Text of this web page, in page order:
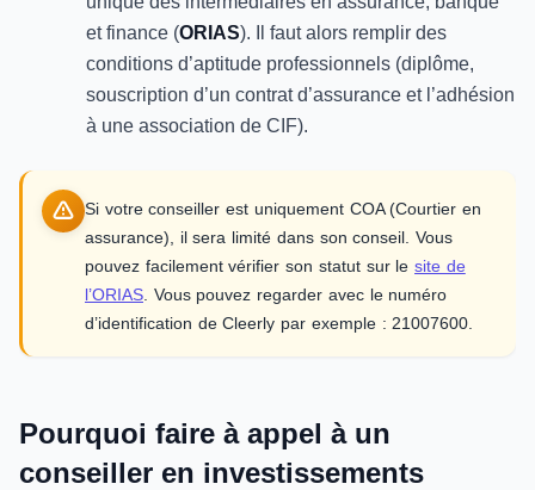
et finance (ORIAS). Il faut alors remplir des
conditions d’aptitude professionnels (diplôme,
souscription d’un contrat d’assurance et l’adhésion
à une association de CIF).
Si votre conseiller est uniquement COA (Courtier en
assurance), il sera limité dans son conseil. Vous
pouvez facilement vérifier son statut sur lesite de
l’ORIAS . Vous pouvez regarder avec le numéro
d’identification de Cleerly par exemple : 21007600.
Pourquoi faire à appel à un
conseiller en investissements